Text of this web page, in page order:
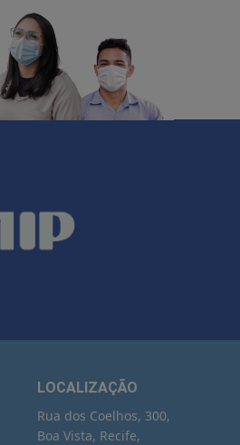
LOCALIZAÇÃO
Rua dos Coelhos, 300,
Boa Vista, Recife,